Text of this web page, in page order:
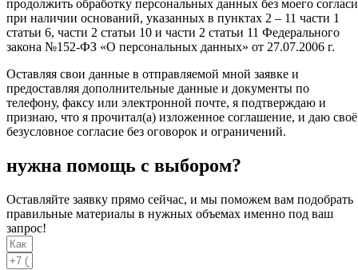
продолжить обработку персональных данных без моего
при наличии оснований, указанных в пунктах 2 – 11 части 1
статьи 6, части 2 статьи 10 и части 2 статьи 11 Федерального
закона №152-ФЗ «О персональных данных» от 27.07.2006 г.
Оставляя свои данные в отправляемой мной заявке и
предоставляя дополнительные данные и документы по
телефону, факсу или электронной почте, я подтверждаю и
признаю, что я прочитал(а) изложенное соглашение, и даю своё
безусловное согласие без оговорок и ограничений.
нужна помощь с выбором?
Оставляйте заявку прямо сейчас, и мы поможем вам подобрать
правильные материалы в нужных объемах именно под ваш
запрос!